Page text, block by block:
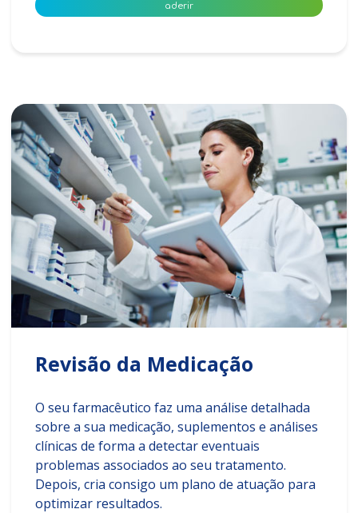
aderir
Revisão da Medicação
O seu farmacêutico faz uma análise detalhada
sobre a sua medicação, suplementos e análises
clínicas de forma a detectar eventuais
problemas associados ao seu tratamento.
Depois, cria consigo um plano de atuação para
optimizar resultados.